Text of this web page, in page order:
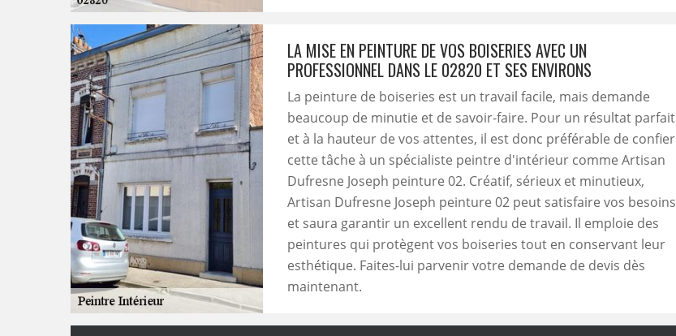
LA MISE EN PEINTURE DE VOS BOISERIES AVEC UN
PROFESSIONNEL DANS LE 02820 ET SES ENVIRONS
La peinture de boiseries est un travail facile, mais demande
beaucoup de minutie et de savoir-faire. Pour un résultat parfait
et à la hauteur de vos attentes, il est donc préférable de confier
cette tâche à un spécialiste peintre d'intérieur comme Artisan
Dufresne Joseph peinture 02. Créatif, sérieux et minutieux,
Artisan Dufresne Joseph peinture 02 peut satisfaire vos besoins
et saura garantir un excellent rendu de travail. Il emploie des
peintures qui protègent vos boiseries tout en conservant leur
esthétique. Faites-lui parvenir votre demande de devis dès
maintenant.